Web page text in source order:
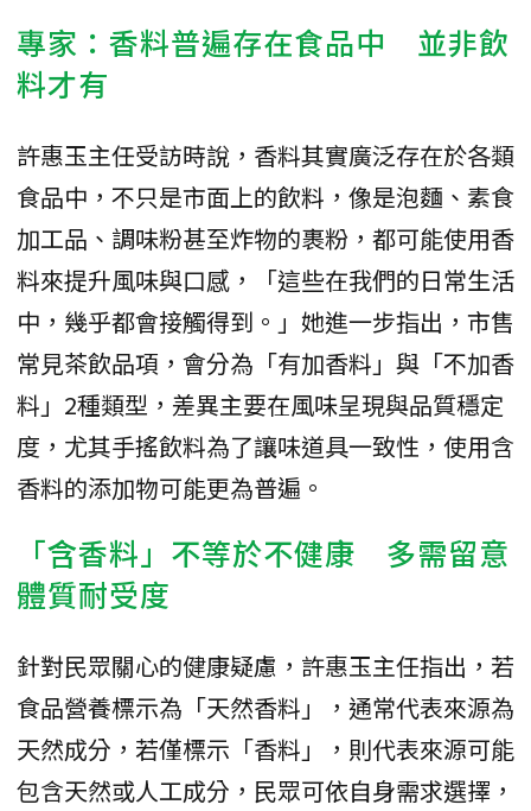
專家：香料普遍存在食品中 並非飲
料才有
許惠玉主任受訪時說，香料其實廣泛存在於各類
食品中，不只是市面上的飲料，像是泡麵、素食
加工品、調味粉甚至炸物的裹粉，都可能使用香
料來提升風味與口感，「這些在我們的日常生活
中，幾乎都會接觸得到。」她進一步指出，市售
常見茶飲品項，會分為「有加香料」與「不加香
料」2種類型，差異主要在風味呈現與品質穩定
度，尤其手搖飲料為了讓味道具一致性，使用含
香料的添加物可能更為普遍。
「含香料」不等於不健康 多需留意
體質耐受度
針對民眾關心的健康疑慮，許惠玉主任指出，若
食品營養標示為「天然香料」，通常代表來源為
天然成分，若僅標示「香料」，則代表來源可能
包含天然或人工成分，民眾可依自身需求選擇，